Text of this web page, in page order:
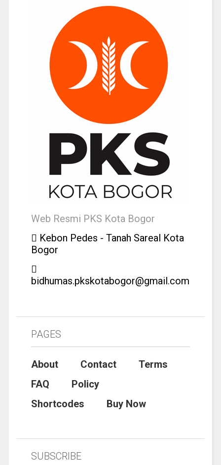
Web Resmi PKS Kota Bogor
Kebon Pedes - Tanah Sareal Kota
Bogor
bidhumas.pkskotabogor@gmail.com
PAGES
About Contact
Terms
FAQ
Policy
Shortcodes
Buy Now
SUBSCRIBE